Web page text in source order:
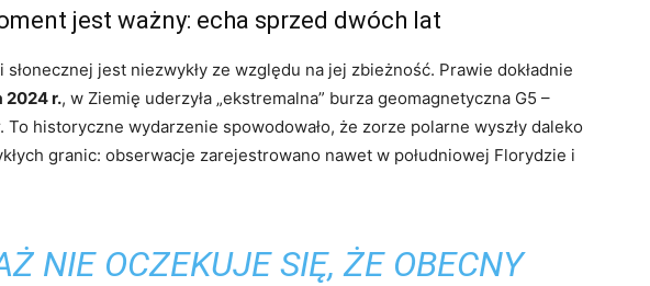
jest ważny: echa sprzed dwóch lat
jest niezwykły ze względu na jej zbieżność. Prawie dokładnie
2024 r., w Ziemię uderzyła „ekstremalna” burza geomagnetyczna G5 –
historyczne wydarzenie spowodowało, że zorze polarne wyszły daleko
granic: obserwacje zarejestrowano nawet w południowej Florydzie i
NIE OCZEKUJE SIĘ, ŻE OBECNY